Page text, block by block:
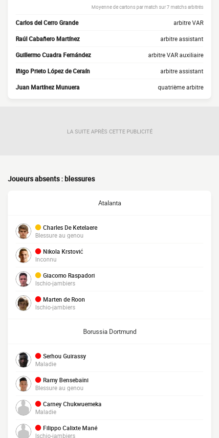
Moyenne de cartons par match sur 7 matchs arbitrés
Carlos del Cerro Grande arbitre VAR
Raúl Cabañero Martínez arbitre assistant
Guillermo Cuadra Fernández arbitre VAR auxiliaire
Iñigo Prieto López de Ceraín arbitre assistant
Juan Martínez Munuera quatrième arbitre
LA SUITE APRÈS CETTE PUBLICITÉ
Joueurs absents : blessures
Atalanta
Charles De Ketelaere
Blessure au genou
Nikola Krstović
Inconnu
Giacomo Raspadori
Ischio-jambiers
Marten de Roon
Ischio-jambiers
Borussia Dortmund
Serhou Guirassy
Maladie
Ramy Bensebaïni
Blessure au genou
Carney Chukwuemeka
Maladie
Filippo Calixte Mané
Ischio-jambiers